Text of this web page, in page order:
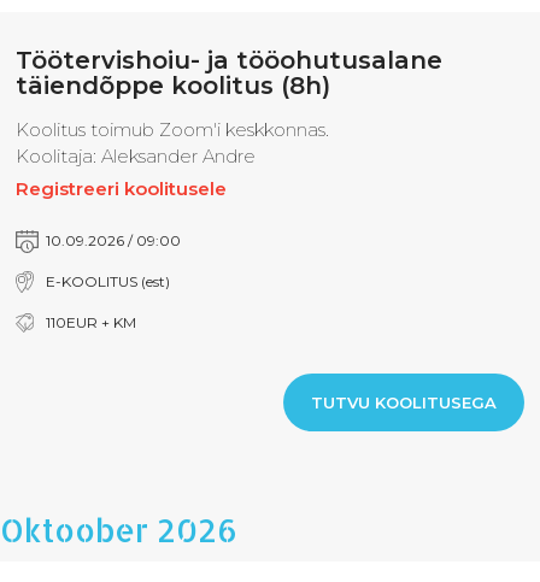
Töötervishoiu- ja tööohutusalane
täiendõppe koolitus (8h)
Koolitus toimub Zoom'i keskkonnas.
Koolitaja: Aleksander Andre
Registreeri koolitusele
10.09.2026 / 09:00
E-KOOLITUS (est)
110EUR + KM
TUTVU KOOLITUSEGA
Oktoober 2026